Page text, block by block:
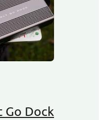
Go Dock